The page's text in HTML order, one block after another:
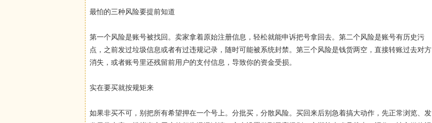
最怕的三种风险要提前知道
第一个风险是账号被找回。卖家拿着原始注册信息，轻松就能申诉把号拿回去。第二个风险是账号有历史污
点，之前发过垃圾信息或者有过违规记录，随时可能被系统封禁。第三个风险是钱货两空，直接转账过去对方
消失，或者账号里还残留前用户的支付信息，导致你的资金受损。
实在要买就按规矩来
如果非买不可，别把所有希望押在一个号上。分批买，分散风险。买回来后别急着搞大动作，先正常浏览、发